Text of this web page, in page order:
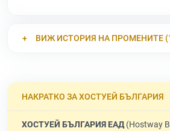
ВИЖ ИСТОРИЯ НА ПРОМЕНИТЕ
НАКРАТКО ЗА ХОСТУЕЙ БЪЛГАРИЯ
ХОСТУЕЙ БЪЛГАРИЯ ЕАД(Hostway